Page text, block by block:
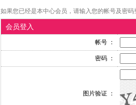
如果您已经是本中心会员，请输入您的帐号及密
会员登入
帐号 ：
密码 ：
图片验证 ：